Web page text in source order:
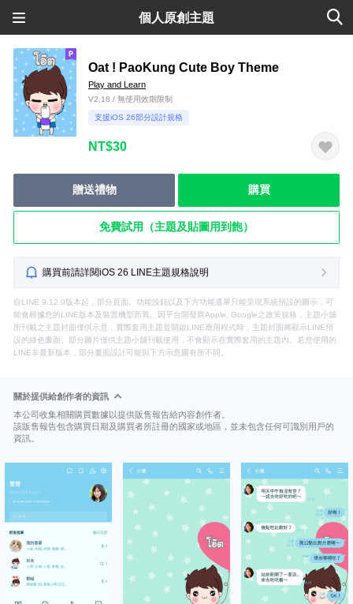
個人原創主題
Oat ! PaoKung Cute Boy Theme
Play and Learn
V2.18 / 無使用效期限制
支援iOS 26部分設計規格
NT$30
贈送禮物 購買
免費試用（主題及貼圖用到飽）
購買前請詳閱iOS 26 LINE主題規格說明
自LINE 9.12.0版本起，部分頁面、功能按鈕以及下方功能選單只能呈現系統預設的圖示，可
能會根據您的LINE版本及裝置機型而異。因平台開發商Apple, Google之政策規格，主題小舖
所刊載之主題封面僅供示意，實際套用主題並開啟LINE應用程式時，主題封面將顯示LINE預
設的綠色畫面。部分圖片僅供主題小舖刊載使用，不會顯示在實際套用的主題內。若您使用的
LINE非最新版本，部分畫面設計可能與下方示意圖有所不同。
關於提供給創作者的資訊
本公司收集相關購買數據以提供販售報告給內容創作者。
該販售報告包含購買日期及購買者所註冊的國家或地區，並未包含任何可識別用戶的
資訊。